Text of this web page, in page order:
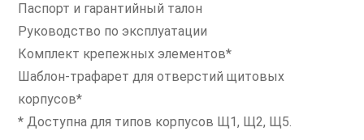
Паспорт и гарантийный талон
Руководство по эксплуатации
Комплект крепежных элементов*
Шаблон-трафарет для отверстий щитовых
корпусов*
* Доступна для типов корпусов Щ1, Щ2, Щ5.